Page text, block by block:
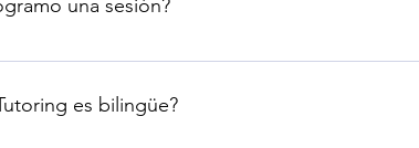
cancelación tardía y esta sesión no se puede
una sesión?
electrónico a aceleratutoringny@gmail.com. Se
es bilingüe?